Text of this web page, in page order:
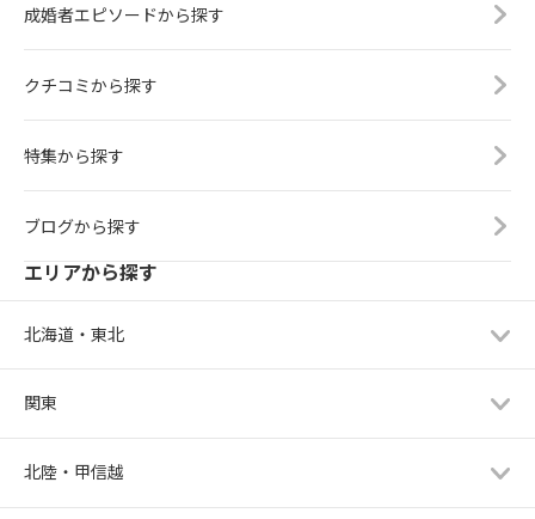
成婚者エピソードから探す
クチコミから探す
特集から探す
ブログから探す
エリアから探す
北海道・東北
関東
北陸・甲信越